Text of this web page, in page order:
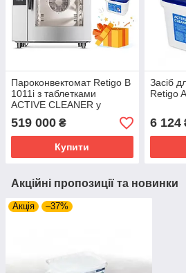
Пароконвектомат Retigo B
1011i з таблетками
ACTIVE CLEANER у
519 000 ₴
Купити
Засіб
Retigo
6 124
Акційні пропозиції та новинки
Акція –37%